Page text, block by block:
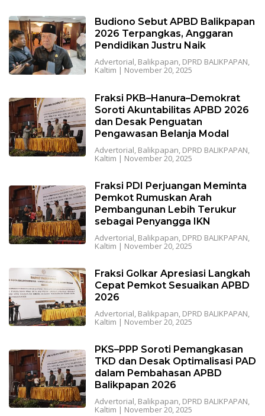
Budiono Sebut APBD Balikpapan
2026 Terpangkas, Anggaran
Pendidikan Justru Naik
Advertorial, Balikpapan, DPRD BALIKPAPAN,
Kaltim | November 20, 2025
Fraksi PKB–Hanura–Demokrat
Soroti Akuntabilitas APBD 2026
dan Desak Penguatan
Pengawasan Belanja Modal
Advertorial, Balikpapan, DPRD BALIKPAPAN,
Kaltim | November 20, 2025
Fraksi PDI Perjuangan Meminta
Pemkot Rumuskan Arah
Pembangunan Lebih Terukur
sebagai Penyangga IKN
Advertorial, Balikpapan, DPRD BALIKPAPAN,
Kaltim | November 20, 2025
Fraksi Golkar Apresiasi Langkah
Cepat Pemkot Sesuaikan APBD
2026
Advertorial, Balikpapan, DPRD BALIKPAPAN,
Kaltim | November 20, 2025
PKS–PPP Soroti Pemangkasan
TKD dan Desak Optimalisasi PAD
dalam Pembahasan APBD
Balikpapan 2026
Advertorial, Balikpapan, DPRD BALIKPAPAN,
Kaltim | November 20, 2025